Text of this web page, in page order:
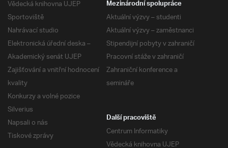
Vědecká knihovna UJEP
Sportoviště
Nahrávací studio
Elektronická úřední deska –
Akademický senát UJEP
Zajišťování a vnitřní hodnocení
kvality
Konkurzy a volné pozice
Silverius
Napsali o nás
Tiskové zprávy
Mezinárodní spolupráce
Aktuální výzvy – studenti
Aktuální výzvy – zaměstnanci
Stipendijní pobyty v zahraničí
Pracovní stáže v zahraničí
Zahraniční konference a
semináře
Další pracoviště
Centrum Informatiky
Vědecká knihovna UJEP